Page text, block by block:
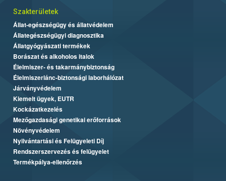
Szakterületek
Állat-egészségügy és állatvédelem
Állategészségügyi diagnosztika
Állatgyógyászati termékek
Borászat és alkoholos italok
Élelmiszer- és takarmánybiztonság
Élelmiszerlánc-biztonsági laborhálózat
Járványvédelem
Kiemelt ügyek, EUTR
Kockázatkezelés
Mezőgazdasági genetikai erőforrások
Növényvédelem
Nyilvántartási és Felügyeleti Díj
Rendszerszervezés és felügyelet
Termékpálya-ellenőrzés